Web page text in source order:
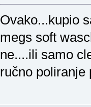
Ovako...kupio
megs soft
ne....ili samo
ručno poliranje